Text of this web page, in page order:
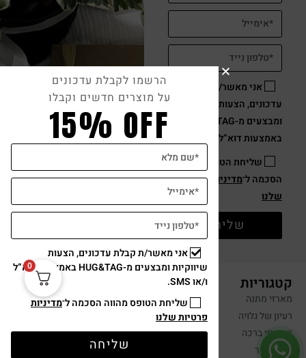
אני מאשר/ת קבלת
עדכונים, הצעות שיווקיות
ומבצעים מ-HUG&TAG
באמצעות דוא”ל ו/או SMS.
שליחת הטופס מהווה
הסכמה ל־מדיניות פרטיות
שלנו
שליחה
קטגוריות
מארזי מתנה
רעיון של גלויה
כרטיסי ברכה
מוצרי נייר
0
הרשמו לקבלת עדכונים
על מוצרים חדשים וקבלו
15% OFF
אני מאשר/ת קבלת עדכונים, הצעות
שיווקיות ומבצעים מ-HUG&TAG באמצעות דוא”ל
ו/או SMS.
שליחת הטופס מהווה הסכמה ל־מדיניות
פרטיות שלנו
שליחה